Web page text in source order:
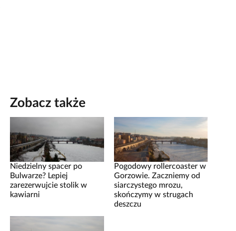
Zobacz także
Niedzielny spacer po
Bulwarze? Lepiej
zarezerwujcie stolik w
kawiarni
Pogodowy rollercoaster w
Gorzowie. Zaczniemy od
siarczystego mrozu,
skończymy w strugach
deszczu